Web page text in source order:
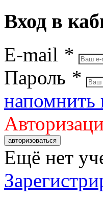
Вход в
E-mail *
Пароль *
напомнить
авторизоваться
Ещё нет